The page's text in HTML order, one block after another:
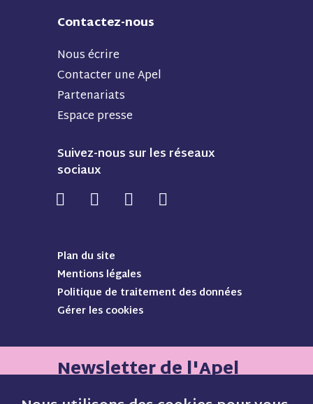
Contactez-nous
Nous écrire
Contacter une Apel
Partenariats
Espace presse
Suivez-nous sur les réseaux
sociaux
s
s
u
i
v
e
s
s
s
u
i
v
e
s
s
u
i
v
e
s
u
i
e
s
Plan du site
Mentions légales
Politique de traitement des données
Gérer les cookies
Newsletter de l'Apel